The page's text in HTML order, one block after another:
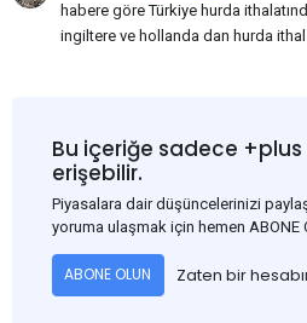
habere göre Türkiye hurda
ingiltere ve hollanda dan hurda
yasakladı, bunun yerine kütük ve
tercih ediyor,
Bu içeriğe sadece
erişebilir.
Piyasalara dair düşüncelerinizi
yoruma ulaşmak için hemen ABONE
ABONE OLUN Zaten bir